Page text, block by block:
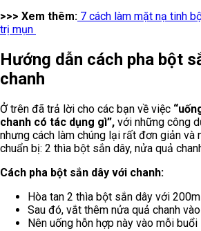
>>> Xem thêm: 7 cách làm mặt nạ tinh
trị mụn
Hướng dẫn cách pha bột
chanh
Ở trên đã trả lời cho các bạn về việc
chanh có tác dụng gì”, với những công
nhưng cách làm chúng lại rất đơn giản và
chuẩn bị: 2 thìa bột sắn dây, nửa quả
Cách pha bột sắn dây với chanh:
Hòa tan 2 thìa bột sắn dây với
Sau đó, vắt thêm nửa quả chanh
Nên uống hỗn hợp này vào mỗi buổi